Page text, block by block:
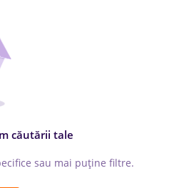
căutării tale
sau mai puține filtre.